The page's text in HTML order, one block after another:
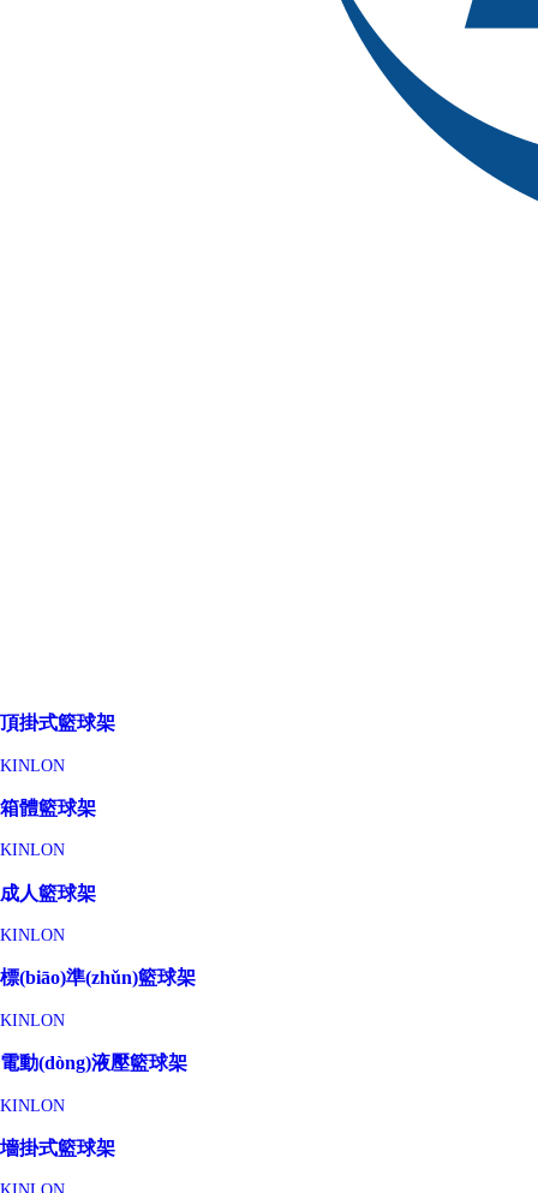
頂掛式籃球架
KINLON
箱體籃球架
KINLON
成人籃球架
KINLON
標(biāo)準(zhǔn)籃球架
KINLON
電動(dòng)液壓籃球架
KINLON
墻掛式籃球架